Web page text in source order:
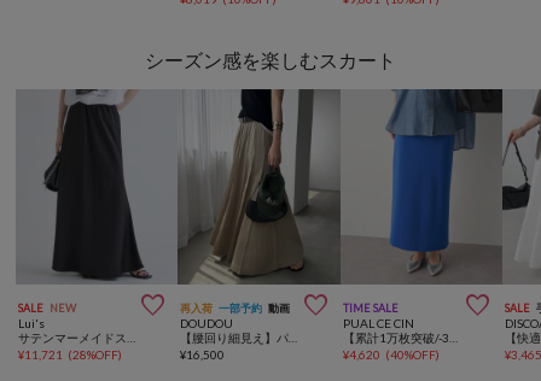
シーズン感を楽しむスカート
SALE NEW 
Lui's
¥11,721 (28%OFF)
再入荷 一部予約 動画 
DOUDOU
¥16,500
TIME SALE 
PUAL CE CIN
¥4,620 (40%OFF)
SALE
¥